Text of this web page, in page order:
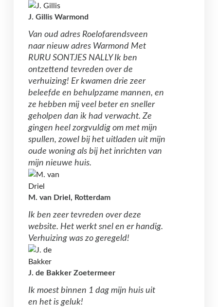
J. Gillis Warmond
Van oud adres Roelofarendsveen
naar nieuw adres Warmond Met
RURU SONTJES NALLY Ik ben
ontzettend tevreden over de
verhuizing! Er kwamen drie zeer
beleefde en behulpzame mannen, en
ze hebben mij veel beter en sneller
geholpen dan ik had verwacht. Ze
gingen heel zorgvuldig om met mijn
spullen, zowel bij het uitladen uit mijn
oude woning als bij het inrichten van
mijn nieuwe huis.
M. van Driel, Rotterdam
Ik ben zeer tevreden over deze
website. Het werkt snel en er handig.
Verhuizing was zo geregeld!
J. de Bakker Zoetermeer
Ik moest binnen 1 dag mijn huis uit
en het is geluk!